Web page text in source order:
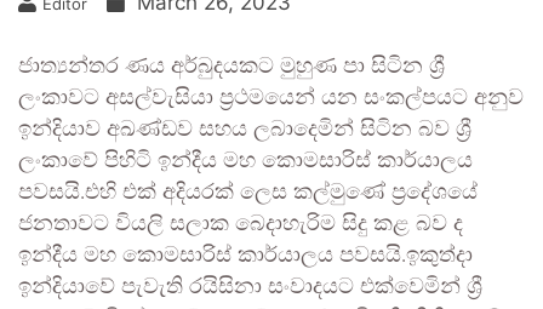
ජාත්‍යන්තර ණය අර්බුදයකට මුහුණ පා සිටින ශ්‍රී
ලංකාවට අසල්වැසියා ප්‍රථමයෙන් යන සංකල්පයට අනුව
ඉන්දියාව අඛණ්ඩව සහය ලබාදෙමින් සිටින බව ශ්‍රී
ලංකාවේ පිහිටි ඉන්දීය මහ කොමසාරිස් කාර්යාලය
පවසයි.එහි එක් අදියරක් ලෙස කල්මුණේ ප්‍රදේශයේ
ජනතාවට වියලි සලාක බෙදාහැරිම සිදු කළ බව ද
ඉන්දීය මහ කොමසාරිස් කාර්යාලය පවසයි.ඉකුත්දා
ඉන්දියාවේ පැවැති රයිසිනා සංවාදයට එක්වෙමින් ශ්‍රී